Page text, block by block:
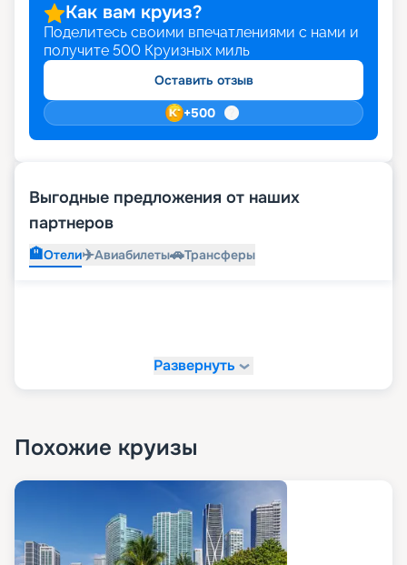
Как вам круиз?
Поделитесь своими впечатлениями с нами и
получите 500 Круизных миль
Оставить отзыв
+500
Выгодные предложения от наших
партнеров
🏨Отели✈️Авиабилеты🚗Трансферы
Развернуть
Похожие круизы